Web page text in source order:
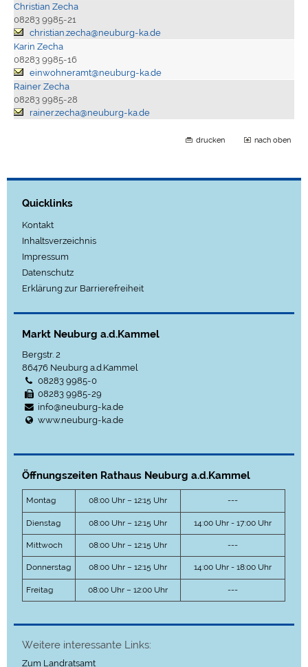
Christian Zecha
08283 9985-21
christian.zecha@neuburg-ka.de
Karin Zecha
08283 9985-16
einwohneramt@neuburg-ka.de
Rainer Zecha
08283 9985-28
rainer.zecha@neuburg-ka.de
drucken nach oben
Quicklinks
Kontakt
Inhaltsverzeichnis
Impressum
Datenschutz
Erklärung zur Barrierefreiheit
Markt Neuburg a.d.Kammel
Bergstr. 2
86476 Neuburg a.d.Kammel
08283 9985-0
08283 9985-29
info@neuburg-ka.de
www.neuburg-ka.de
Öffnungszeiten Rathaus Neuburg a.d.Kammel
Montag 08:00 Uhr – 12:15 Uhr ---
Dienstag 08:00 Uhr – 12:15 Uhr 14:00 Uhr - 17:00 Uhr
Mittwoch 08:00 Uhr – 12:15 Uhr ---
Donnerstag 08:00 Uhr – 12:15 Uhr 14:00 Uhr - 18:00 Uhr
Freitag 08:00 Uhr – 12:00 Uhr ---
Weitere interessante Links:
Zum Landratsamt